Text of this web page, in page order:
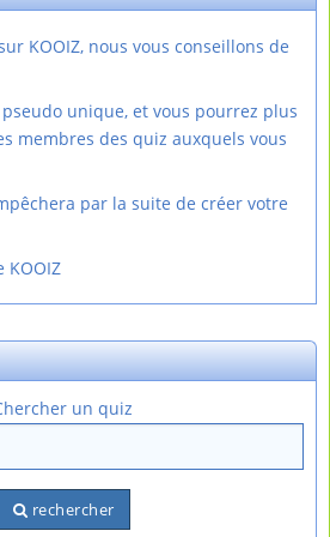
KOOIZ, nous vous conseillons de
unique, et vous pourrez plus
membres des quiz auxquels vous
par la suite de créer votre
KOOIZ
un quiz
rechercher